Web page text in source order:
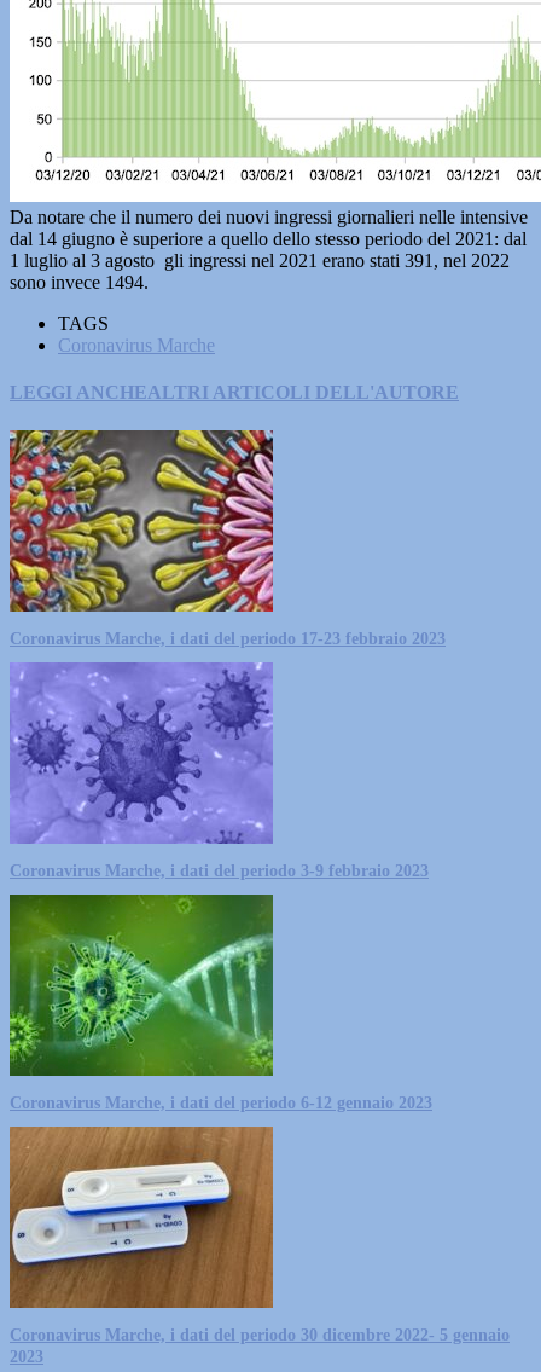
Da notare che il numero dei nuovi ingressi giornalieri nelle intensive
dal 14 giugno è superiore a quello dello stesso periodo del 2021: dal
1 luglio al 3 agosto gli ingressi nel 2021 erano stati 391, nel 2022
sono invece 1494.
TAGS
Coronavirus Marche
LEGGI ANCHEALTRI ARTICOLI DELL'AUTORE
Coronavirus Marche, i dati del periodo 17-23 febbraio 2023
Coronavirus Marche, i dati del periodo 3-9 febbraio 2023
Coronavirus Marche, i dati del periodo 6-12 gennaio 2023
Coronavirus Marche, i dati del periodo 30 dicembre 2022- 5 gennaio
2023